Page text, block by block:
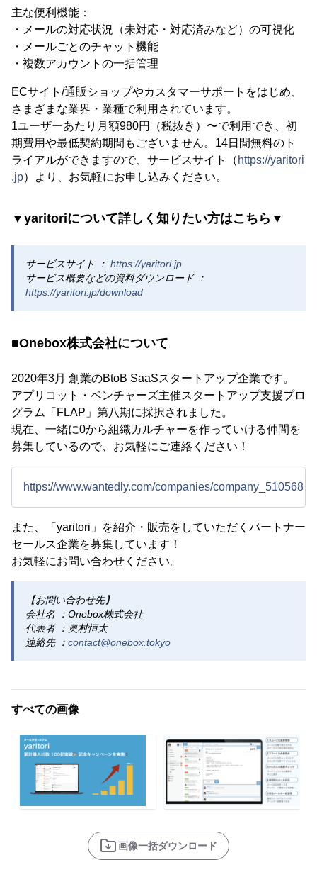
主な便利機能：
・メールの対応状況（未対応・対応済みなど）の可視化
・メールごとのチャット機能
・複数アカウントの一括管理
ECサイト/通販ショップやカスタマーサポートをはじめ、
さまざまな業界・業種で利用されています。
1ユーザーあたり月額980円（税抜き）〜で利用でき、初
期費用や最低契約期間もございません。14日間無料のト
ライアルができますので、サービスサイト（ https://yaritori
.jp）より、お気軽にお申し込みください。
▼yaritoriについて詳しく知りたい方はこちら▼
サービスサイト ： https://yaritori.jp
サービス概要などの資料ダウンロード ：
https://yaritori.jp/download
■Onebox株式会社について
2020年3月 創業のBtoB SaaSスタートアップ企業です。
アプリコット・ベンチャーズ主催スタートアップ支援プロ
グラム「FLAP」第八期に採択されました。
現在、一緒に0から組織カルチャーを作っていける仲間を
募集しているので、お気軽にご連絡ください！
https://www.wantedly.com/companies/company_510568
また、「yaritori」を紹介・販売をしていただくパートナー
セールス企業を募集しています！
お気軽にお問い合わせください。
【お問い合わせ先】
会社名 ：Onebox株式会社
代表者 ：奥村恒太
連絡先 ： contact@onebox.tokyo
すべての画像
画像一括ダウンロード